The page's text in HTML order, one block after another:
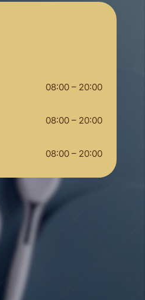
08:00 – 20:00
08:00 – 20:00
08:00 – 20:00